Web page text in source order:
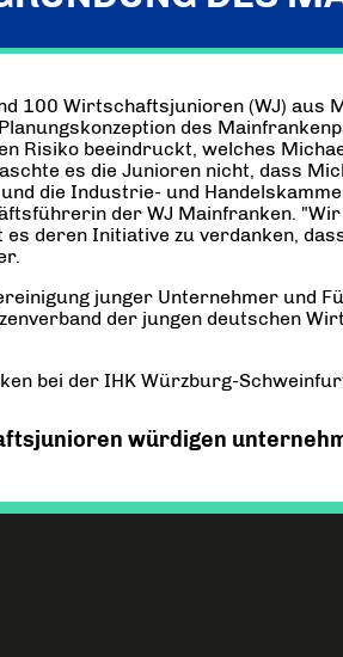
100 Wirtschaftsjunioren (WJ) aus
des
Risiko beeindruckt, welches
es die Junioren nicht, dass
die Industrie- und
der WJ Mainfranken.
deren Initiative zu verdanken,
junger Unternehmer und
der jungen deutschen
bei der IHK Würzburg-
würdigen